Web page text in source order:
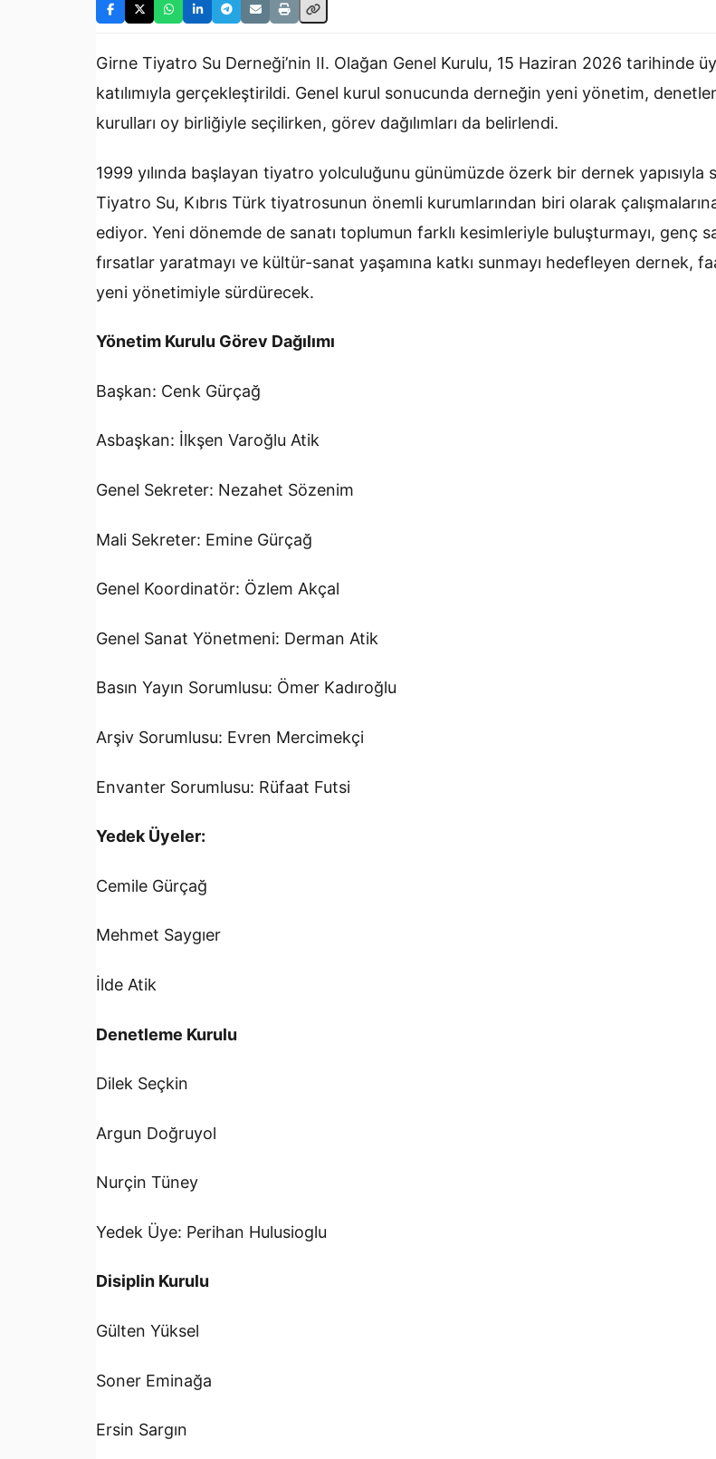
Girne Tiyatro Su Derneği’nin II. Olağan Genel Kurulu, 15 Haziran 2026 tarihinde
katılımıyla gerçekleştirildi. Genel kurul sonucunda derneğin yeni yönetim,
kurulları oy birliğiyle seçilirken, görev dağılımları da belirlendi.
1999 yılında başlayan tiyatro yolculuğunu günümüzde özerk bir dernek yapısıyla
Tiyatro Su, Kıbrıs Türk tiyatrosunun önemli kurumlarından biri olarak
ediyor. Yeni dönemde de sanatı toplumun farklı kesimleriyle buluşturmayı, genç
fırsatlar yaratmayı ve kültür-sanat yaşamına katkı sunmayı hedefleyen dernek,
yeni yönetimiyle sürdürecek.
Yönetim Kurulu Görev Dağılımı
Başkan: Cenk Gürçağ
Asbaşkan: İlkşen Varoğlu Atik
Genel Sekreter: Nezahet Sözenim
Mali Sekreter: Emine Gürçağ
Genel Koordinatör: Özlem Akçal
Genel Sanat Yönetmeni: Derman Atik
Basın Yayın Sorumlusu: Ömer Kadıroğlu
Arşiv Sorumlusu: Evren Mercimekçi
Envanter Sorumlusu: Rüfaat Futsi
Yedek Üyeler:
Cemile Gürçağ
Mehmet Saygıer
İlde Atik
Denetleme Kurulu
Dilek Seçkin
Argun Doğruyol
Nurçin Tüney
Yedek Üye: Perihan Hulusioglu
Disiplin Kurulu
Gülten Yüksel
Soner Eminağa
Ersin Sargın